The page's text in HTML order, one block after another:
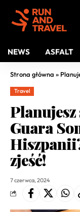
NEWS ASFALT
Strona główna » Planujesz
Travel
Guara
zjeść!
7 czerwca, 2024